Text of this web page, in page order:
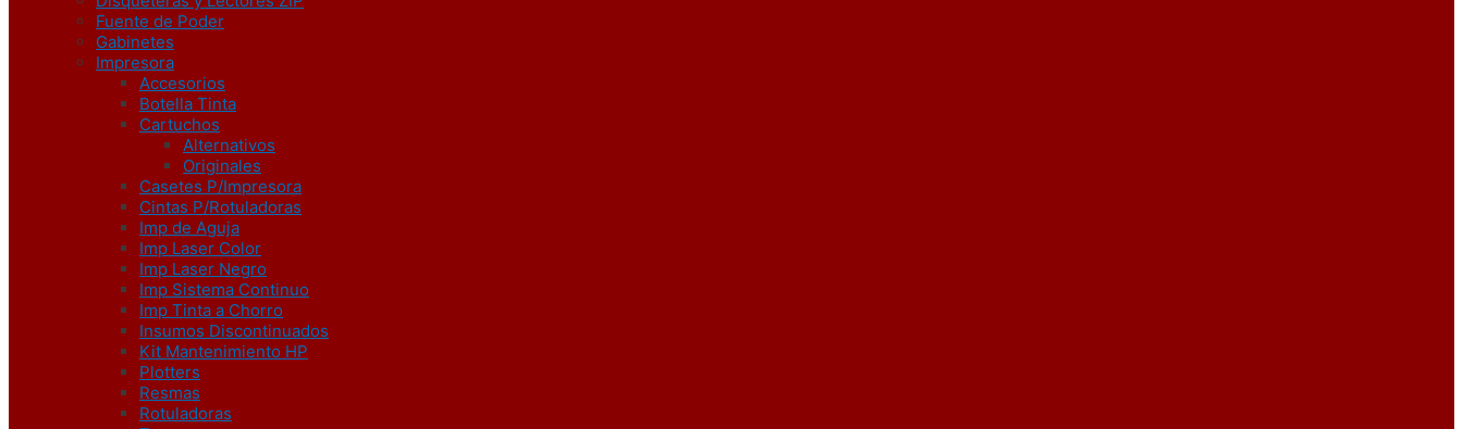
Fuente de Poder
Gabinetes
Impresora
Accesorios
Botella Tinta
Cartuchos
Alternativos
Originales
Casetes P/Impresora
Cintas P/Rotuladoras
Imp de Aguja
Imp Laser Color
Imp Laser Negro
Imp Sistema Continuo
Imp Tinta a Chorro
Insumos Discontinuados
Kit Mantenimiento HP
Plotters
Resmas
Rotuladoras